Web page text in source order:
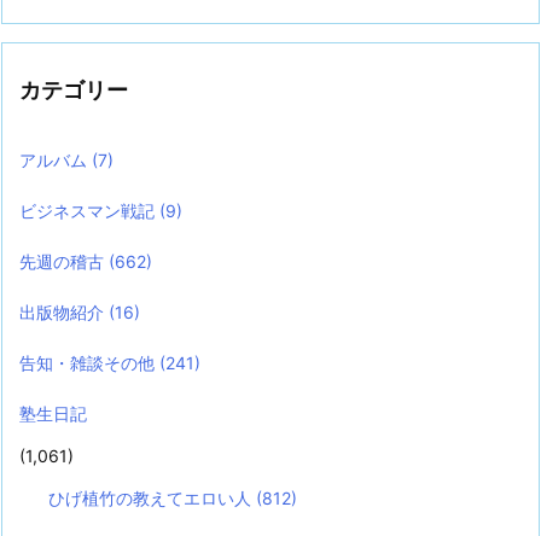
カテゴリー
アルバム (7)
ビジネスマン戦記 (9)
先週の稽古 (662)
出版物紹介 (16)
告知・雑談その他 (241)
塾生日記
(1,061)
ひげ植竹の教えてエロい人 (812)